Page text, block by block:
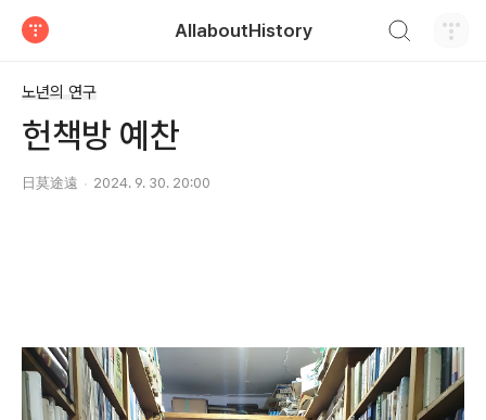
AllaboutHistory
노년의 연구
헌책방 예찬
日莫途遠 2024. 9. 30. 20:00